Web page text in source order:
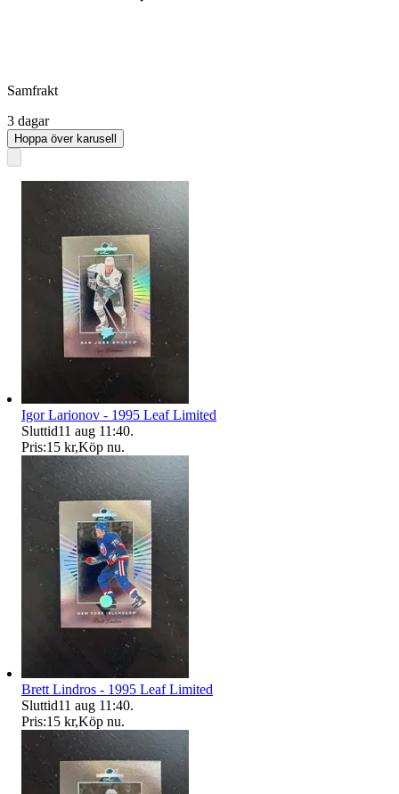
Samfrakt
3 dagar
Hoppa över karusell
Igor Larionov - 1995 Leaf Limited
Sluttid11 aug 11:40.
Pris:15 kr,Köp nu.
Brett Lindros - 1995 Leaf Limited
Sluttid11 aug 11:40.
Pris:15 kr,Köp nu.